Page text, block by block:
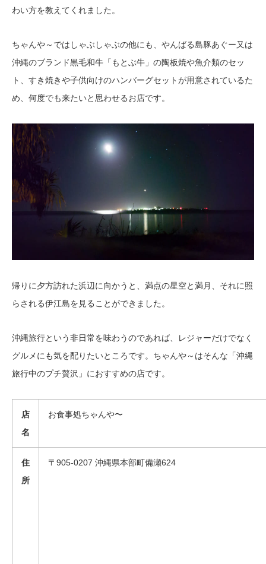
わい方を教えてくれました。
ちゃんや～ではしゃぶしゃぶの他にも、やんばる島豚あぐー又は
沖縄のブランド黒毛和牛「もとぶ牛」の陶板焼や魚介類のセッ
ト、すき焼きや子供向けのハンバーグセットが用意されているた
め、何度でも来たいと思わせるお店です。
帰りに夕方訪れた浜辺に向かうと、満点の星空と満月、それに照
らされる伊江島を見ることができました。
沖縄旅行という非日常を味わうのであれば、レジャーだけでなく
グルメにも気を配りたいところです。ちゃんや～はそんな「沖縄
旅行中のプチ贅沢」におすすめの店です。
店
名
お食事処ちゃんや〜
住
所
〒905-0207 沖縄県本部町備瀬624